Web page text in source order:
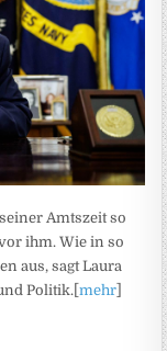
Amtszeit so
ihm. Wie in so
aus, sagt Laura
Politik.[mehr